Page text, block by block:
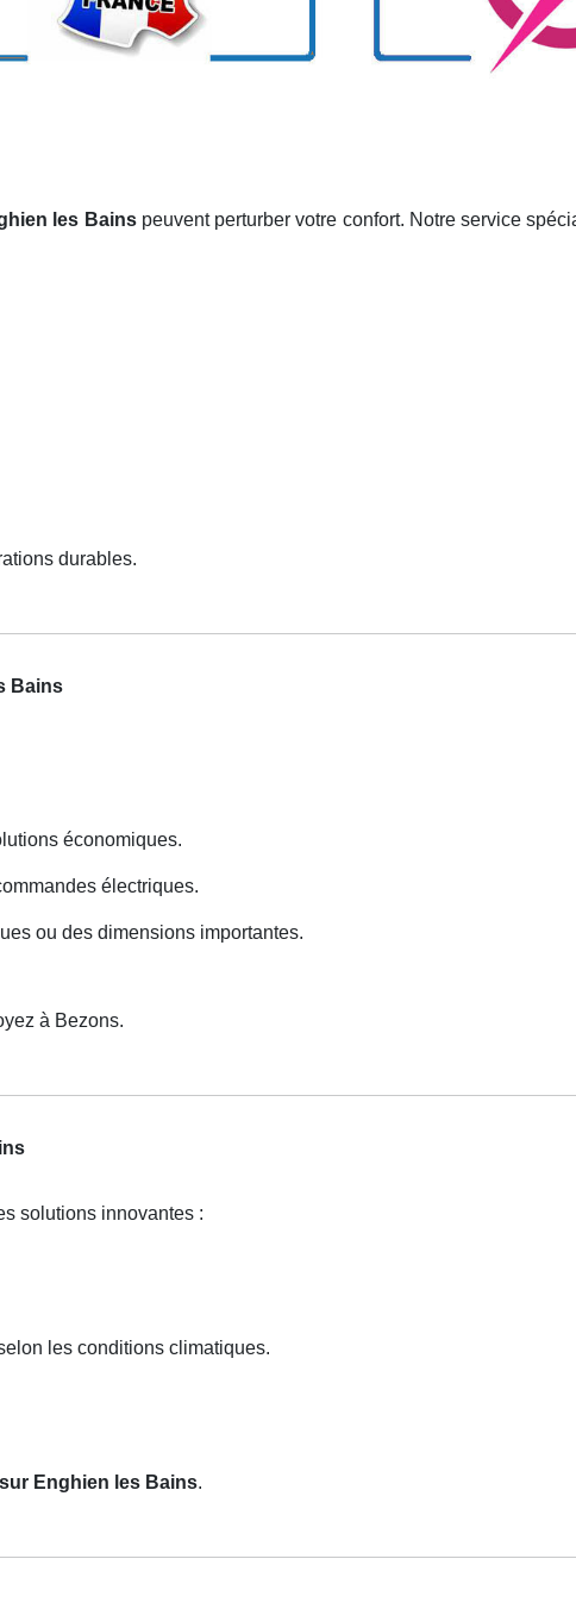
les Bains peuvent perturber votre confort. Notre service
durables.
Bains
économiques.
électriques.
ou des dimensions importantes.
à Bezons.
solutions innovantes :
les conditions climatiques.
sur Enghien les Bains.